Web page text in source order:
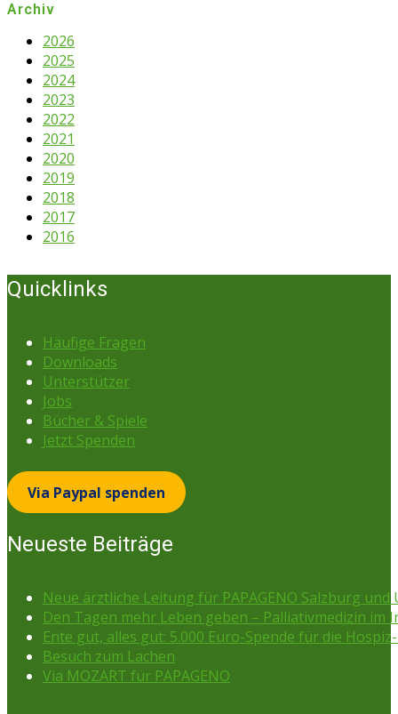
Archiv
2026
2025
2024
2023
2022
2021
2020
2019
2018
2017
2016
Quicklinks
Häufige Fragen
Downloads
Unterstützer
Jobs
Bücher & Spiele
Jetzt Spenden
Via Paypal spenden
Neueste Beiträge
Neue ärztliche Leitung für PAPAGENO Salzburg und
Den Tagen mehr Leben geben – Palliativmedizin im
Ente gut, alles gut: 5.000 Euro-Spende für die
Besuch zum Lachen
Via MOZART für PAPAGENO